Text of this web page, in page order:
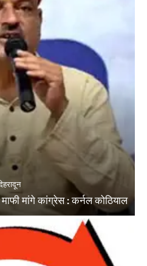
मांगे कांग्रेस : कर्नल कोठियाल